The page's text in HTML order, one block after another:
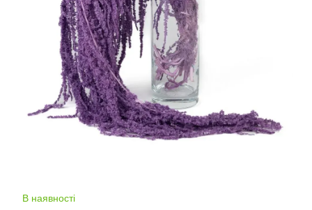
В наявності